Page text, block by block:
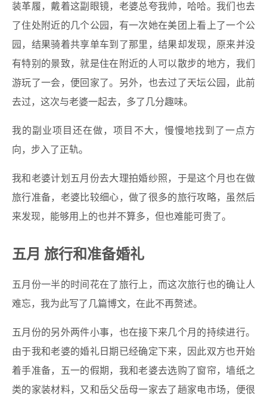
装革履，戴着这副眼镜，老婆总夸我帅，哈哈。我们也去
了住处附近的几个公园，有一次她在美团上看上了一个公
园，结果骑着共享单车到了那里，结果却发现，原来并没
有特别的景致，就是住在附近的人可以散步的地方，我们
游玩了一会，便回家了。另外，也去过了天坛公园，此前
去过，这次与老婆一起去，多了几分趣味。
我的副业项目还在做，项目不大，慢慢地找到了一点方
向，步入了正轨。
我和老婆计划五月份去大理拍婚纱照，于是这个月也在做
旅行准备，老婆比较细心，做了很多的旅行攻略，虽然后
来发现，能够用上的也并不算多，但也难能可贵了。
五月 旅行和准备婚礼
五月份一半的时间花在了旅行上，而这次旅行也的确让人
难忘，我为此写了几篇博文，在此不再赘述。
五月份的另外两件小事，也在接下来几个月的持续进行。
由于我和老婆的婚礼日期已经确定下来，因此双方也开始
着手准备，五一的假期，我和老婆去选购了窗帘，墙纸之
类的家装材料，又和岳父岳母一家去了趟家电市场，便很